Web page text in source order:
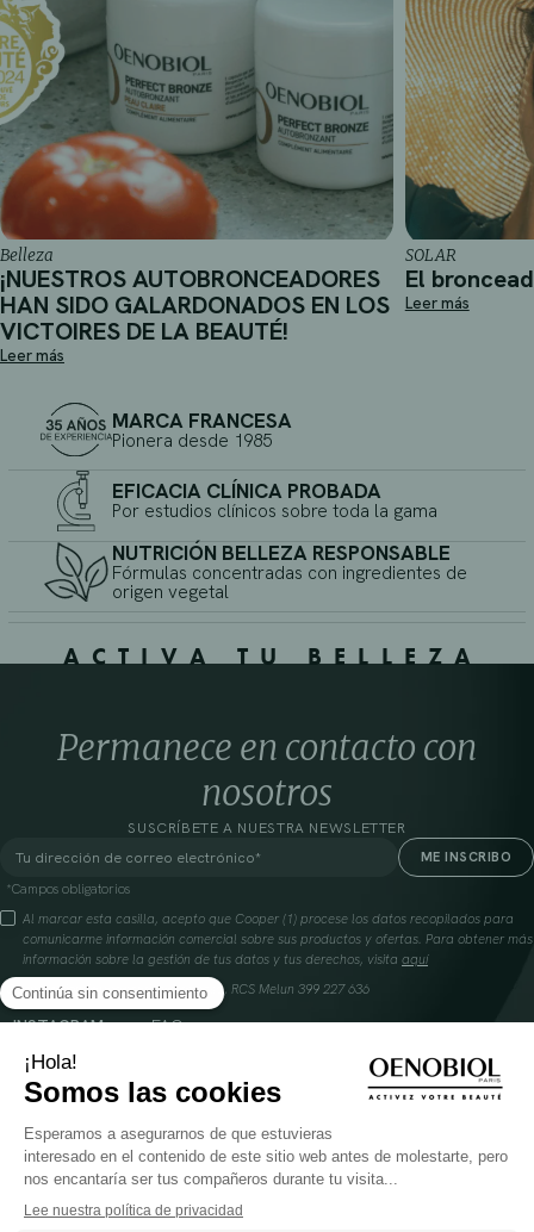
Belleza
¡NUESTROS AUTOBRONCEADORES
HAN SIDO GALARDONADOS EN LOS
VICTOIRES DE LA BEAUTÉ!
Leer más
SOLAR
El
Leer más
MARCA FRANCESA
Pionera desde 1985
EFICACIA CLÍNICA PROBADA
Por estudios clínicos sobre toda la gama
NUTRICIÓN BELLEZA RESPONSABLE
Fórmulas concentradas con ingredientes de
origen vegetal
ACTIVA TU BELLEZA
Permanece en contacto con
nosotros
SUSCRÍBETE A NUESTRA NEWSLETTER
*Campos obligatorios
Al marcar esta casilla, acepto que Cooper (1) procese los datos recopilados para
comunicarme información comercial sobre sus productos y ofertas. Para obtener más
información sobre la gestión de tus datos y tus derechos, visita aquí
Cooperación farmacéutica francesa, RCS Melun 399 227 636
INSTAGRAM
TIKTOK
YOUTUBE
FAQ
DÓNDE ENCONTRAR NUESTROS PRODUCTOS
CABELLO
SILUETA